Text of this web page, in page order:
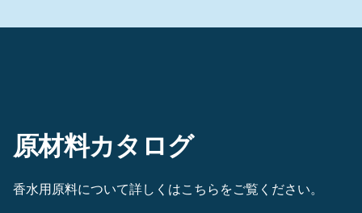
原材料カタログ
香水用原料について詳しくはこちらをご覧ください。